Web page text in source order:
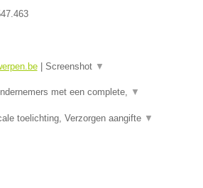
| Screenshot ▼
met een complete, ▼
toelichting, Verzorgen aangifte ▼